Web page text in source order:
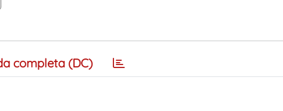
completa (DC)